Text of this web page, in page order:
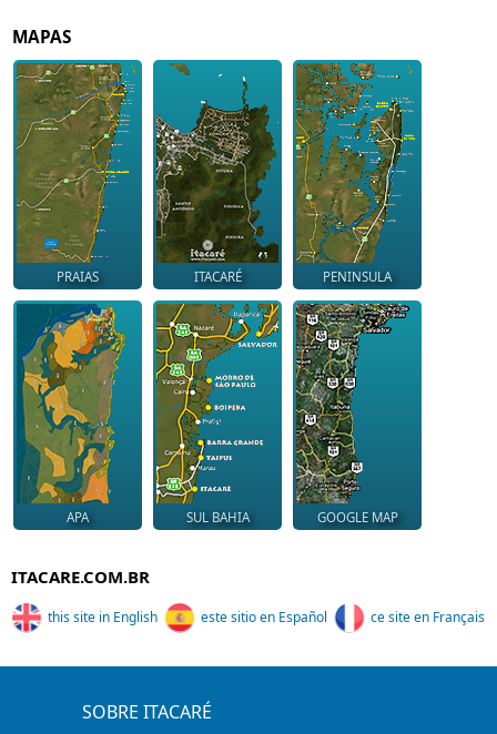
MAPAS
PRAIAS ITACARÉ PENINSULA
APA SUL BAHIA GOOGLE MAP
ITACARE.COM.BR
this site in English este sitio en Español ce site en Français
SOBRE ITACARÉ